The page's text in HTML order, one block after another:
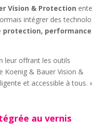
Vision & Protection
intégrer des
protection,
leur offrant les outils
Koenig & Bauer Vision &
et accessible à tous.
au vernis